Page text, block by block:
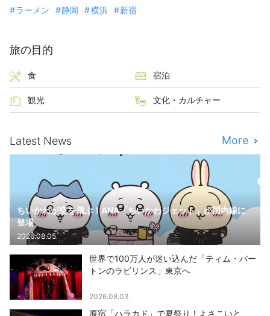
ラーメン
静岡 横浜 新宿
旅の目的
食 宿泊
観光 文化・カルチャー
Latest News More
ちいかわが空を飛ぶ！ANA「ちいかわジェット」が国内線に
登場
2026.08.05
世界で100万人が迷い込んだ「ティム・バー
トンのラビリンス」東京へ
2026.08.03
原宿「ハラカド」で夏祭り！よさこいと